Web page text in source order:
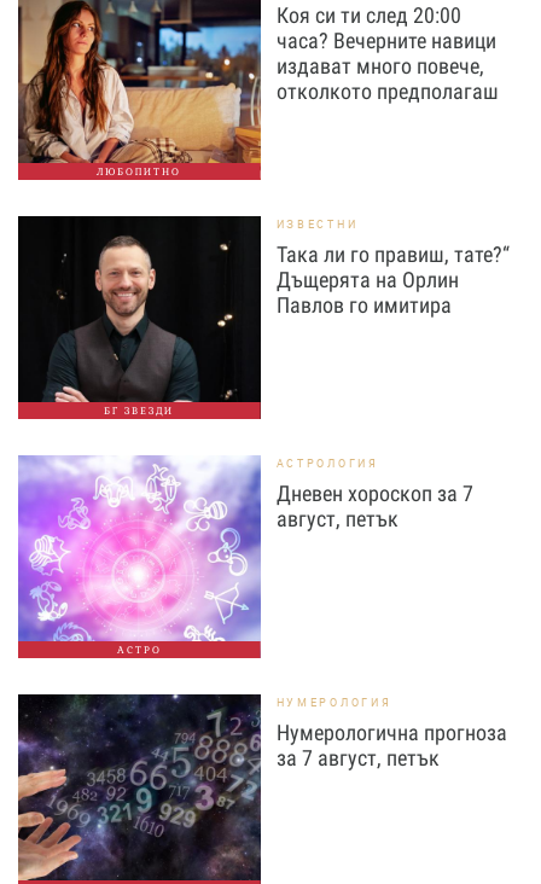
ЛЮБОПИТНО
Коя си ти след 20:00
часа? Вечерните навици
издават много повече,
отколкото предполагаш
БГ ЗВЕЗДИ
ИЗВЕСТНИ
Така ли го правиш, тате?“
Дъщерята на Орлин
Павлов го имитира
АСТРО
АСТРОЛОГИЯ
Дневен хороскоп за 7
август, петък
НУМЕРОЛОГИЯ
Нумерологична прогноза
за 7 август, петък